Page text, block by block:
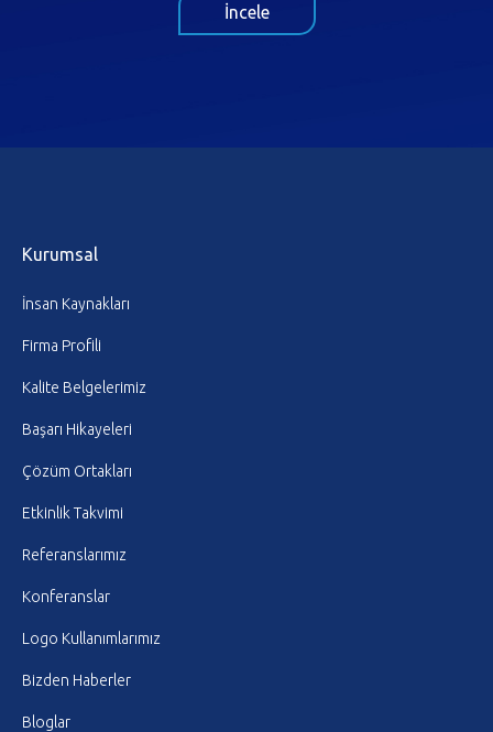
İncele
Kurumsal
İnsan Kaynakları
Firma Profili
Kalite Belgelerimiz
Başarı Hikayeleri
Çözüm Ortakları
Etkinlik Takvimi
Referanslarımız
Konferanslar
Logo Kullanımlarımız
Bizden Haberler
Bloglar